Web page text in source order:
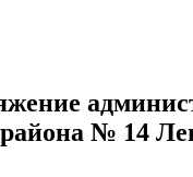
№ 14